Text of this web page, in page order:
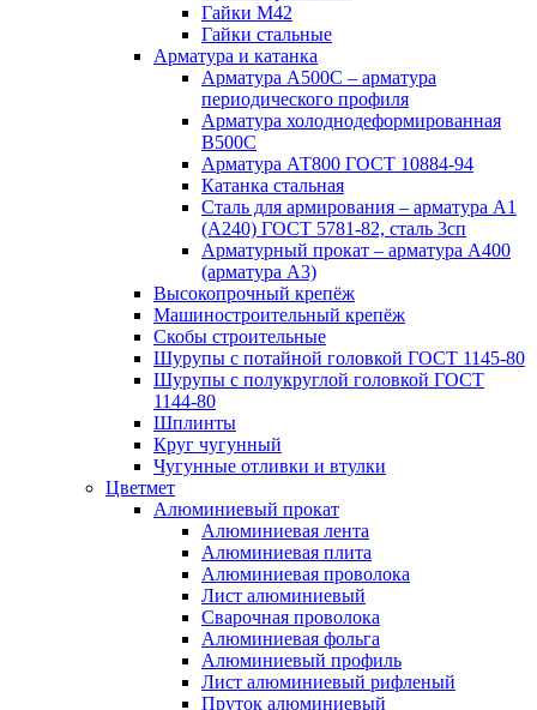
Гайки М42
Гайки стальные
Арматура и катанка
Арматура А500С – арматура
периодического профиля
Арматура холоднодеформированная
В500С
Арматура АТ800 ГОСТ 10884-94
Катанка стальная
Сталь для армирования – арматура А1
(А240) ГОСТ 5781-82, сталь 3сп
Арматурный прокат – арматура А400
(арматура А3)
Высокопрочный крепёж
Машиностроительный крепёж
Скобы строительные
Шурупы с потайной головкой ГОСТ 1145-80
Шурупы с полукруглой головкой ГОСТ
1144-80
Шплинты
Круг чугунный
Чугунные отливки и втулки
Цветмет
Алюминиевый прокат
Алюминиевая лента
Алюминиевая плита
Алюминиевая проволока
Лист алюминиевый
Сварочная проволока
Алюминиевая фольга
Алюминиевый профиль
Лист алюминиевый рифленый
Пруток алюминиевый